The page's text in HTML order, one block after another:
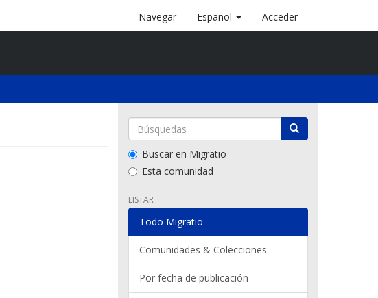
Navegar Español Acceder
Buscar en Migratio
Esta comunidad
LISTAR
Todo Migratio
Comunidades & Colecciones
Por fecha de publicación